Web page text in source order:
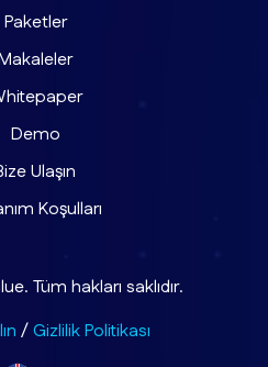
Paketler
Demo
Ulaşın
Koşulları
Tüm hakları saklıdır.
/Gizlilik Politikası